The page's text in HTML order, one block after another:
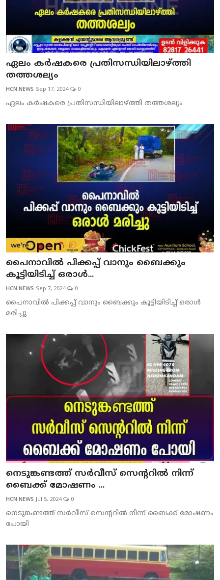
ഏലം കര്‍ഷകരെ പ്രതിസന്ധിയിലാഴ്ത്തി
തത്തശല്യം
HCN NEWS Sep 17, 2024 0
ഏലം കര്‍ഷകരെ പ്രതിസന്ധിയിലാഴ്ത്തി തത്തശല്യം
പൈനാവില്‍ പിക്കപ്പ് വാനും ബൈക്കും
കൂട്ടിയിടിച്ച് ഒരാള്‍...
HCN NEWS Sep 7, 2024 0
പൈനാവില്‍ പിക്കപ്പ് വാനും ബൈക്കും കൂട്ടിയിടിച്ച് ഒരാള്‍
മരിച്ചു
നെടുങ്കണ്ടത്ത് സര്‍വീസ് സെന്ററില്‍ നിന്ന്
ബൈക്ക് മോഷണം ...
HCN NEWS Jul 5, 2024 0
നെടുങ്കണ്ടത്ത് സര്‍വീസ് സെന്ററില്‍ നിന്ന് ബൈക്ക് മോഷണം
പോയി